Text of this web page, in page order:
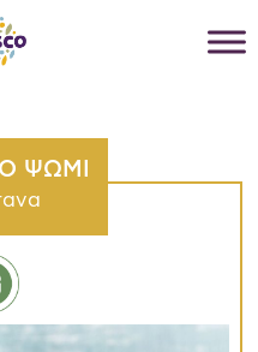
ΨΩΜΙ